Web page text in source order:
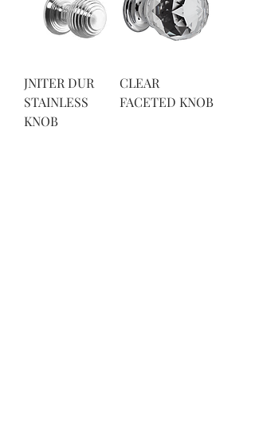
JNITER DUR
STAINLESS
KNOB
CLEAR
FACETED KNOB